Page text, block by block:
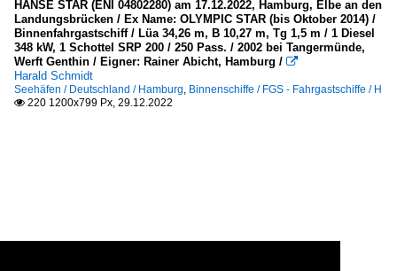
HANSE STAR (ENI 04802280) am 17.12.2022, Hamburg, Elbe an den
Landungsbrücken / Ex Name: OLYMPIC STAR (bis Oktober 2014) /
Binnenfahrgastschiff / Lüa 34,26 m, B 10,27 m, Tg 1,5 m / 1 Diesel
348 kW, 1 Schottel SRP 200 / 250 Pass. / 2002 bei Tangermünde,
Werft Genthin / Eigner: Rainer Abicht, Hamburg / 
Harald Schmidt
Seehäfen / Deutschland / Hamburg, Binnenschiffe / FGS - Fahrgastschiffe / H
 220 1200x799 Px, 29.12.2022